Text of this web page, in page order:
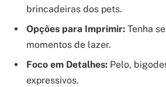
brincadeiras dos pets.
Opções para Imprimir: Tenha
momentos de lazer.
Foco em Detalhes: Pelo,
expressivos.